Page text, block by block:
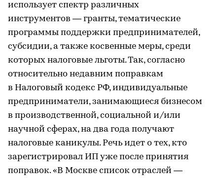
использует спектр различных
инструментов — гранты, тематические
программы поддержки предпринимателей,
субсидии, а также косвенные меры, среди
которых налоговые льготы. Так, согласно
относительно недавним поправкам
в Налоговый кодекс РФ, индивидуальные
предприниматели, занимающиеся бизнесом
в производственной, социальной и/или
научной сферах, на два года получают
налоговые каникулы. Речь идет о тех, кто
зарегистрировал ИП уже после принятия
поправок. «В Москве список отраслей —